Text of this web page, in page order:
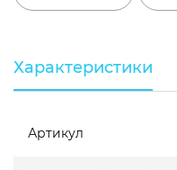
Характеристики
Артикул